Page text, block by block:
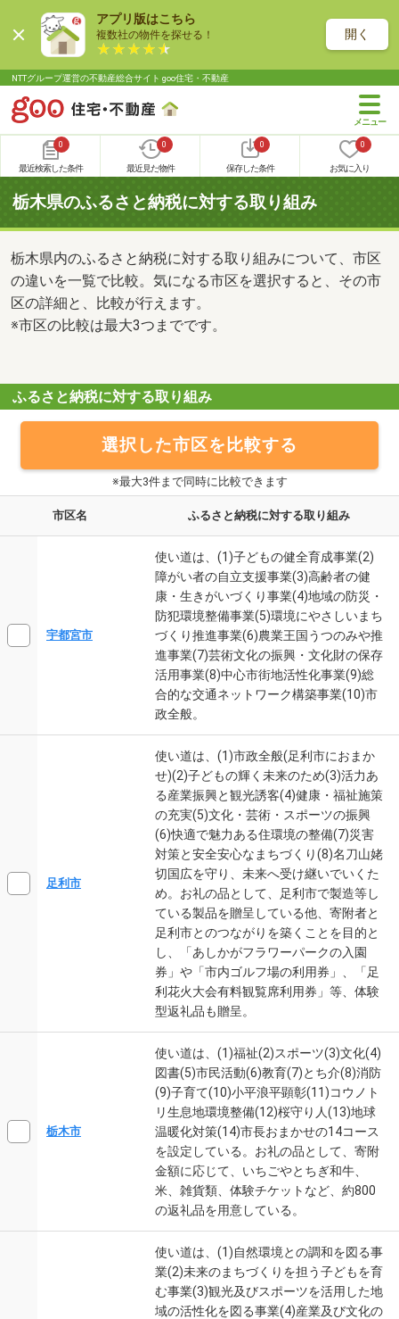
アプリ版はこちら
複数社の物件を探せる！ 開く
NTTグループ運営の不動産総合サイト goo住宅・不動産
0
最近検索した条件
0
最近見た物件
0
保存した条件
0
お気に入り
栃木県のふるさと納税に対する取り組み
栃木県内のふるさと納税に対する取り組みについて、市区
の違いを一覧で比較。気になる市区を選択すると、その市
区の詳細と、比較が行えます。
※市区の比較は最大3つまでです。
ふるさと納税に対する取り組み
選択した市区を比較する
※最大3件まで同時に比較できます
市区名 ふるさと納税に対する取り組み
宇都宮市
使い道は、(1)子どもの健全育成事業(2)
障がい者の自立支援事業(3)高齢者の健
康・生きがいづくり事業(4)地域の防災・
防犯環境整備事業(5)環境にやさしいまち
づくり推進事業(6)農業王国うつのみや推
進事業(7)芸術文化の振興・文化財の保存
活用事業(8)中心市街地活性化事業(9)総
合的な交通ネットワーク構築事業(10)市
政全般。
足利市
使い道は、(1)市政全般(足利市におまか
せ)(2)子どもの輝く未来のため(3)活力あ
る産業振興と観光誘客(4)健康・福祉施策
の充実(5)文化・芸術・スポーツの振興
(6)快適で魅力ある住環境の整備(7)災害
対策と安全安心なまちづくり(8)名刀山姥
切国広を守り、未来へ受け継いでいくた
め。お礼の品として、足利市で製造等し
ている製品を贈呈している他、寄附者と
足利市とのつながりを築くことを目的と
し、「あしかがフラワーパークの入園
券」や「市内ゴルフ場の利用券」、「足
利花火大会有料観覧席利用券」等、体験
型返礼品も贈呈。
栃木市
使い道は、(1)福祉(2)スポーツ(3)文化(4)
図書(5)市民活動(6)教育(7)とち介(8)消防
(9)子育て(10)小平浪平顕彰(11)コウノト
リ生息地環境整備(12)桜守り人(13)地球
温暖化対策(14)市長おまかせの14コース
を設定している。お礼の品として、寄附
金額に応じて、いちごやとちぎ和牛、
米、雑貨類、体験チケットなど、約800
の返礼品を用意している。
使い道は、(1)自然環境との調和を図る事
業(2)未来のまちづくりを担う子どもを育
む事業(3)観光及びスポーツを活用した地
域の活性化を図る事業(4)産業及び文化の